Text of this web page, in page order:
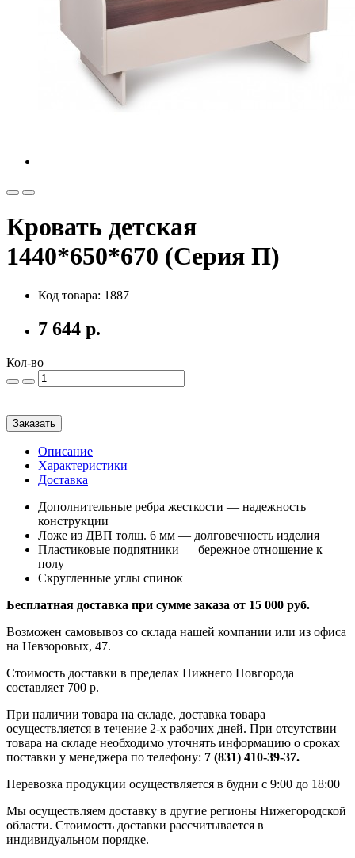
Кровать детская
1440*650*670 (Серия П)
Код товара: 1887
7 644 р.
Кол-во
Заказать
Описание
Характеристики
Доставка
Дополнительные ребра жесткости — надежность
конструкции
Ложе из ДВП толщ. 6 мм — долговечность изделия
Пластиковые подпятники — бережное отношение к
полу
Скругленные углы спинок
Бесплатная доставка при сумме заказа от 15 000 руб.
Возможен самовывоз со склада нашей компании или из офиса
на Невзоровых, 47.
Стоимость доставки в пределах Нижнего Новгорода
составляет 700 р.
При наличии товара на складе, доставка товара
осуществляется в течение 2-х рабочих дней. При отсутствии
товара на складе необходимо уточнять информацию о сроках
поставки у менеджера по телефону: 7 (831) 410-39-37.
Перевозка продукции осуществляется в будни с 9:00 до 18:00
Мы осуществляем доставку в другие регионы Нижегородской
области. Стоимость доставки рассчитывается в
индивидуальном порядке.